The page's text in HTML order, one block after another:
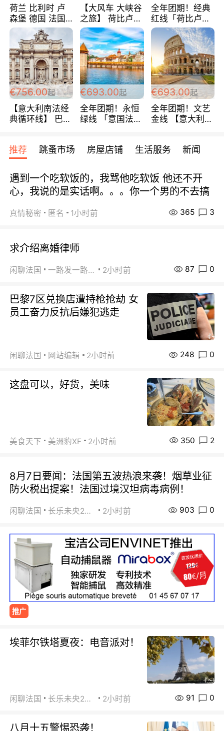
荷兰 比利时 卢
森堡 德国 法国
超爽玩遍西欧 循
环线 全程四星宾
馆 108欧/人/天
【大风车 大峡谷
之旅】 荷比卢德
法 巴黎上下 经
典五国四日游
488欧/人
全年团期！经典
红线「荷比卢德
法」七天循环 五
国 仅售99欧/人/
天！巴黎上下！
包拼房~
€756.00起
【意大利南法经
典循环线】 巴黎
宾馆 108欧/天起
全程756欧/位
€693.00起
全年团期！永恒
绿线 「意国法
欧/天起 ~包拼房
€693.00起
全年团期！文艺
金线 【意大利一
每周铁发！
推荐 跳蚤市场 房屋店铺 生活服务 新闻
遇到一个吃软饭的，我骂他吃软饭 他还不开
心，我说的是实话啊。。。你一个男的不去搞
真情秘密 匿名 1小时前 365 3
求介绍离婚律师
闲聊法国 一路发一路发 2小时前 87 0
巴黎7区兑换店遭持枪抢劫 女
员工奋力反抗后嫌犯逃走
闲聊法国 网站编辑 2小时前 248 0
这盘可以，好货，美味
美食天下 美洲豹XF 2小时前 350 2
8月7日要闻：法国第五波热浪来袭！烟草业征
防火税出提案！法国过境汉坦病毒病例！
闲聊法国 长乐未央2015 2小时前 903 0
推广
埃菲尔铁塔夏夜：电音派对！
闲聊法国 长乐未央2015 2小时前 91 0
八月十五警惕恐袭！